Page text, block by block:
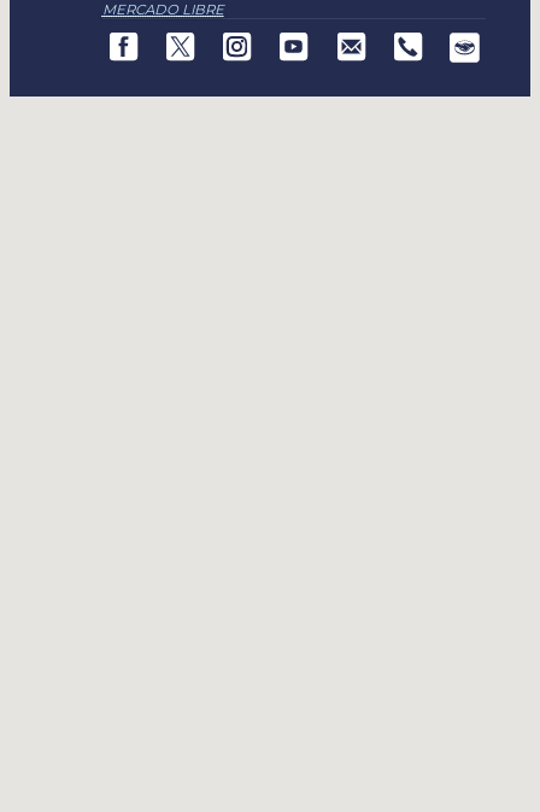
MERCADO LIBRE